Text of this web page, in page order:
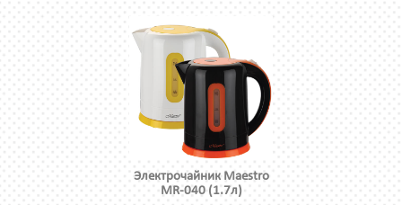
Электрочайник Maestro
MR-040 (1.7л)